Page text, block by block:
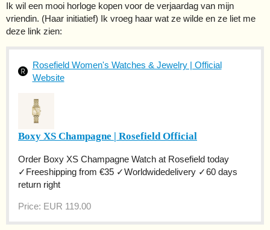
Ik wil een mooi horloge kopen voor de verjaardag van mijn
vriendin. (Haar initiatief) Ik vroeg haar wat ze wilde en ze liet me
deze link zien:
Rosefield Women's Watches & Jewelry | Official
Website
Boxy XS Champagne | Rosefield Official
Order Boxy XS Champagne Watch at Rosefield today
✓Freeshipping from €35 ✓Worldwidedelivery ✓60 days
return right
Price: EUR 119.00